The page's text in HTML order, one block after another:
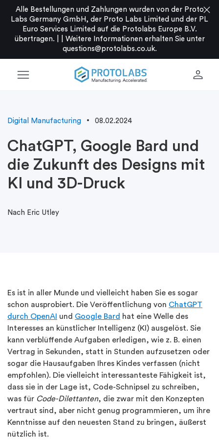
Alle Bestellungen und Zahlungen wurden von der Proto
Labs Germany GmbH, der Proto Labs Limited und der PL
Euro Services Limited auf die Protolabs Europe B.V.
übertragen. |
Weitere Informationen erhalten Sie unter
questions@protolabs.co.uk.
close
menu person
Digital Manufacturing 08.02.2024
ChatGPT, Google Bard und
die Zukunft des Designs mit
KI und 3D-Druck
Nach Eric Utley
Es ist in aller Munde und vielleicht haben Sie es sogar
schon ausprobiert. Die Veröffentlichung von ChatGPT
durch OpenAI und Google Bard hat eine Welle des
Interesses an künstlicher Intelligenz (KI) ausgelöst. Sie
kann verblüffende Aufgaben erledigen, wie z. B. einen
Vertrag in Sekunden, statt in Stunden aufzusetzen oder
sogar die Hausaufgaben Ihres Kindes verfassen (nicht
empfohlen). Die vielleicht interessanteste Fähigkeit ist,
dass sie in der Lage ist, Code-Schnipsel zu schreiben,
was für Code-Dilettanten, die zwar mit den Konzepten
vertraut sind, aber nicht genug programmieren, um ihre
Kenntnisse auf den neuesten Stand zu bringen, äußerst
nützlich ist.